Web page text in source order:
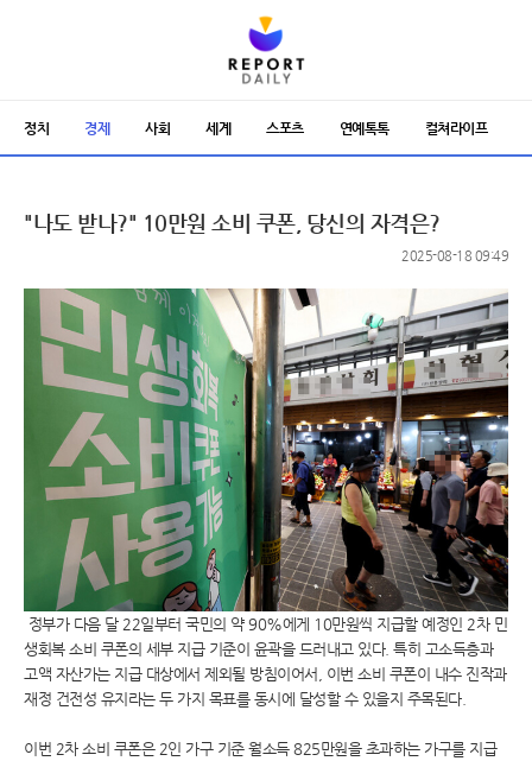
정치 경제 사회 세계 스포츠 연예톡톡 컬쳐라이프
"나도 받나?" 10만원 소비 쿠폰, 당신의 자격은?
2025-08-18 09:49
정부가 다음 달 22일부터 국민의 약 90%에게 10만원씩 지급할 예정인 2차 민
생회복 소비 쿠폰의 세부 지급 기준이 윤곽을 드러내고 있다. 특히 고소득층과
고액 자산가는 지급 대상에서 제외될 방침이어서, 이번 소비 쿠폰이 내수 진작과
재정 건전성 유지라는 두 가지 목표를 동시에 달성할 수 있을지 주목된다.
이번 2차 소비 쿠폰은 2인 가구 기준 월소득 825만원을 초과하는 가구를 지급